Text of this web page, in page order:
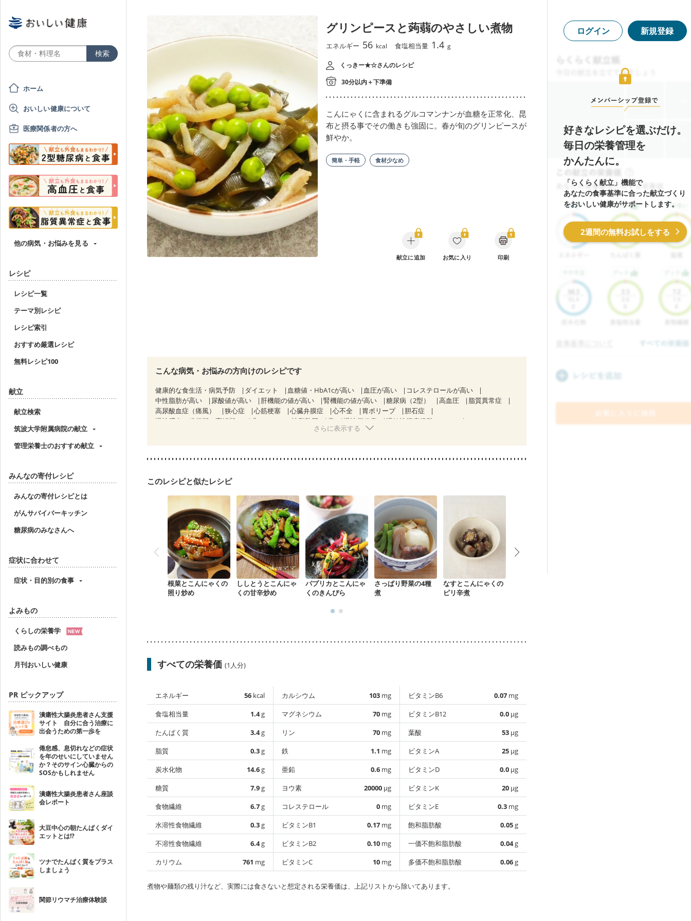
ホーム
おいしい健康について
医療関係者の方へ
他の病気・お悩みを見る
レシピ
レシピ一覧
テーマ別レシピ
レシピ索引
おすすめ厳選レシピ
無料レシピ100
献立
献立検索
筑波大学附属病院の献立
管理栄養士のおすすめ献立
みんなの寄付レシピ
みんなの寄付レシピとは
がんサバイバーキッチン
糖尿病のみなさんへ
症状に合わせて
症状・目的別の食事
よみもの
くらしの栄養学
読みもの調べもの
月刊おいしい健康
PR ピックアップ
潰瘍性大腸炎患者さん支援
サイト 自分に合う治療に
出会うための第一歩を
倦怠感、息切れなどの症状
を年のせいにしていません
か？そのサイン心臓からの
SOSかもしれません
潰瘍性大腸炎患者さん座談
会レポート
大豆中心の朝たんぱくダイ
エットとは!?
ツナでたんぱく質をプラス
しましょう
関節リウマチ治療体験談
グリンピースと蒟蒻のやさしい煮物
エネルギー 56 kcal 食塩相当量 1.4 g
くっきー★☆さんのレシピ
30分以内＋下準備
こんにゃくに含まれるグルコマンナンが血糖を正常化、昆
布と摂る事でその働きも強固に。春が旬のグリンピースが
鮮やか。
簡単・手軽 食材少なめ
献立に追加 お気に入り 印刷
こんな病気・お悩みの方向けのレシピです
健康的な食生活・病気予防 ダイエット 血糖値・HbA1cが高い 血圧が高い
コレステロールが高い
中性脂肪が高い
尿酸値が高い 肝機能の値が高い 腎機能の値が高い 糖尿病（2型） 高血圧
脂質異常症
高尿酸血症（痛風）
狭心症 心筋梗塞 心臓弁膜症 心不全 胃ポリープ
胆石症
慢性膵炎（移行期・寛解期）
非アルコール性脂肪肝 痔 慢性便秘症
過敏性腸症候群（IBS）
糖尿病性腎症（第２期）
妊婦健診・血圧が気になる（初期）
妊婦健診・血糖値が気になる（初期） 妊娠高血圧(中期)
妊娠糖尿病(初期)
フレイル（年齢に合わせた体作り）
さらに表示する
このレシピと似たレシピ
根菜とこんにゃくの
照り炒め
ししとうとこんにゃ
くの甘辛炒め
パプリカとこんにゃ
くのきんぴら
さっぱり野菜の4種
煮
なすとこんにゃくの
ピリ辛煮
すべての栄養価 (1人分)
エネルギー 56 kcal
食塩相当量
1.4g
たんぱく質
3.4g
脂質
0.3g
炭水化物
14.6g
糖質
7.9g
食物繊維
6.7g
水溶性食物繊維
0.3g
不溶性食物繊維
6.4g
カリウム
761 mg
カルシウム 103 mg
マグネシウム
70 mg
リン
70 mg
鉄
1.1 mg
亜鉛
0.6 mg
ヨウ素
20000 µg
コレステロール
0 mg
ビタミンB1
0.17 mg
ビタミンB2
0.10 mg
ビタミンC
10 mg
ビタミンB6 0.07 mg
ビタミンB12
0.0 µg
葉酸
53 µg
ビタミンA
25 µg
ビタミンD
0.0 µg
ビタミンK
20 µg
ビタミンE
0.3 mg
飽和脂肪酸
0.05g
一価不飽和脂肪酸
0.04g
多価不飽和脂肪酸
0.06g
煮物や麺類の残り汁など、実際には食さないと想定される栄養価は、上記リストから除いてあります。
ログイン 新規登録
好きなレシピを選ぶだけ。
毎日の栄養管理を
かんたんに。
「らくらく献立」機能で
あなたの食事基準に合った献立づくり
をおいしい健康がサポートします。
2週間の無料お試しをする